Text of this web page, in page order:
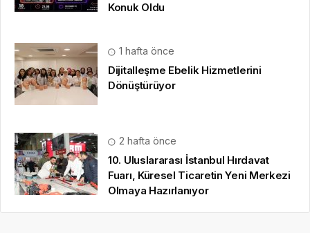
Konuk Oldu
1 hafta önce
Dijitalleşme Ebelik Hizmetlerini
Dönüştürüyor
2 hafta önce
10. Uluslararası İstanbul Hırdavat
Fuarı, Küresel Ticaretin Yeni Merkezi
Olmaya Hazırlanıyor